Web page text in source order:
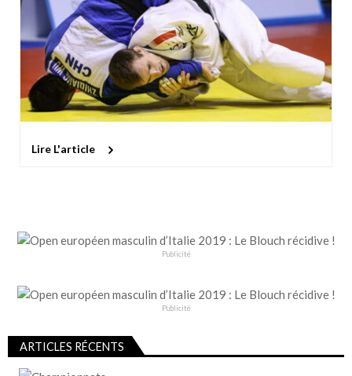
Lire L'article
Publicité
Publicité
ARTICLES RÉCENTS